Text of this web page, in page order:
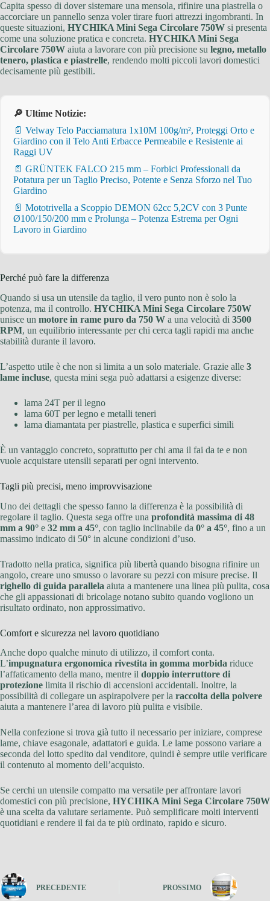
Capita spesso di dover sistemare una mensola, rifinire una piastrella o
accorciare un pannello senza voler tirare fuori attrezzi ingombranti. In
queste situazioni, HYCHIKA Mini Sega Circolare 750W si presenta
come una soluzione pratica e concreta. HYCHIKA Mini Sega
Circolare 750W aiuta a lavorare con più precisione su legno, metallo
tenero, plastica e piastrelle, rendendo molti piccoli lavori domestici
decisamente più gestibili.
🔎 Ultime Notizie:
📄 Velway Telo Pacciamatura 1x10M 100g/m², Proteggi Orto e
Giardino con il Telo Anti Erbacce Permeabile e Resistente ai
Raggi UV
📄 GRÜNTEK FALCO 215 mm – Forbici Professionali da
Potatura per un Taglio Preciso, Potente e Senza Sforzo nel Tuo
Giardino
📄 Mototrivella a Scoppio DEMON 62cc 5,2CV con 3 Punte
Ø100/150/200 mm e Prolunga – Potenza Estrema per Ogni
Lavoro in Giardino
Perché può fare la differenza
Quando si usa un utensile da taglio, il vero punto non è solo la
potenza, ma il controllo. HYCHIKA Mini Sega Circolare 750W
unisce un motore in rame puro da 750 W a una velocità di 3500
RPM, un equilibrio interessante per chi cerca tagli rapidi ma anche
stabilità durante il lavoro.
L’aspetto utile è che non si limita a un solo materiale. Grazie alle 3
lame incluse, questa mini sega può adattarsi a esigenze diverse:
lama 24T per il legno
lama 60T per legno e metalli teneri
lama diamantata per piastrelle, plastica e superfici simili
È un vantaggio concreto, soprattutto per chi ama il fai da te e non
vuole acquistare utensili separati per ogni intervento.
Tagli più precisi, meno improvvisazione
Uno dei dettagli che spesso fanno la differenza è la possibilità di
regolare il taglio. Questa sega offre una profondità massima di 48
mm a 90° e 32 mm a 45°, con taglio inclinabile da 0° a 45°, fino a un
massimo indicato di 50° in alcune condizioni d’uso.
Tradotto nella pratica, significa più libertà quando bisogna rifinire un
angolo, creare uno smusso o lavorare su pezzi con misure precise. Il
righello di guida parallela aiuta a mantenere una linea più pulita, cosa
che gli appassionati di bricolage notano subito quando vogliono un
risultato ordinato, non approssimativo.
Comfort e sicurezza nel lavoro quotidiano
Anche dopo qualche minuto di utilizzo, il comfort conta.
L’impugnatura ergonomica rivestita in gomma morbida riduce
l’affaticamento della mano, mentre il doppio interruttore di
protezione limita il rischio di accensioni accidentali. Inoltre, la
possibilità di collegare un aspirapolvere per la raccolta della polvere
aiuta a mantenere l’area di lavoro più pulita e visibile.
Nella confezione si trova già tutto il necessario per iniziare, comprese
lame, chiave esagonale, adattatori e guida. Le lame possono variare a
seconda del lotto spedito dal venditore, quindi è sempre utile verificare
il contenuto al momento dell’acquisto.
Se cerchi un utensile compatto ma versatile per affrontare lavori
domestici con più precisione, HYCHIKA Mini Sega Circolare 750W
è una scelta da valutare seriamente. Può semplificare molti interventi
quotidiani e rendere il fai da te più ordinato, rapido e sicuro.
PRECEDENTE PROSSIMO